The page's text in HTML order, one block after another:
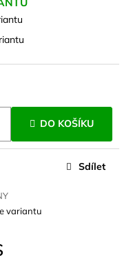
DO KOŠÍKU
variantu
Sdílet